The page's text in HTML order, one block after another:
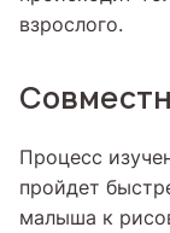
взрослого.
Процесс
пройдет
малыша к